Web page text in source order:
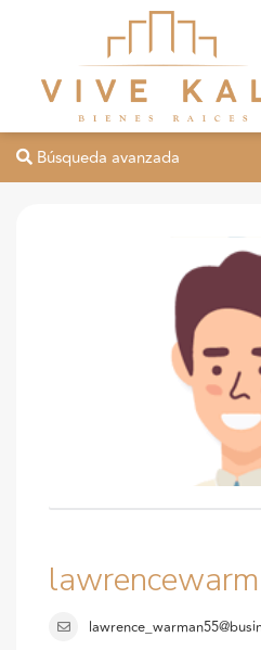
Búsqueda avanzada